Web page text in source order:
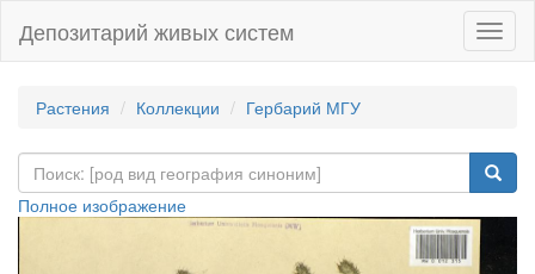
Депозитарий живых систем
Растения Коллекции Гербарий МГУ
Полное изображение